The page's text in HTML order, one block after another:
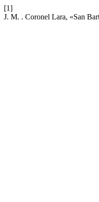
[1]
J. M. . Coronel Lara, «San